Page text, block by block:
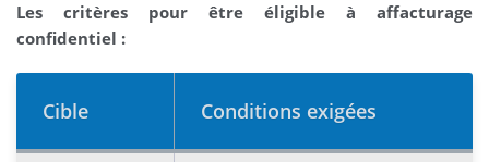
Les critères pour être éligible à affacturage
confidentiel :
Cible Conditions exigées